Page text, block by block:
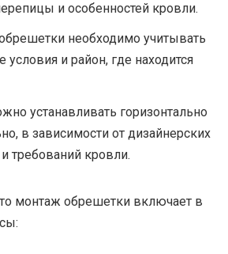
и особенностей кровли.
необходимо учитывать
условия и район, где находится
устанавливать горизонтально
в зависимости от дизайнерских
требований кровли.
монтаж обрешетки включает в